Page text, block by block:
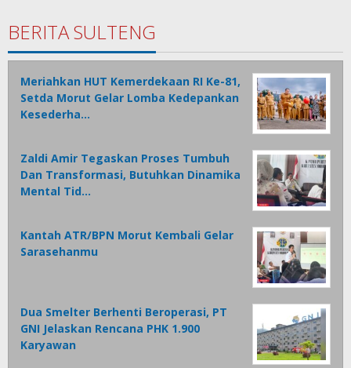
BERITA SULTENG
Meriahkan HUT Kemerdekaan RI Ke-81,
Setda Morut Gelar Lomba Kedepankan
Kesederha…
Zaldi Amir Tegaskan Proses Tumbuh
Dan Transformasi, Butuhkan Dinamika
Mental Tid…
Kantah ATR/BPN Morut Kembali Gelar
Sarasehanmu
Dua Smelter Berhenti Beroperasi, PT
GNI Jelaskan Rencana PHK 1.900
Karyawan